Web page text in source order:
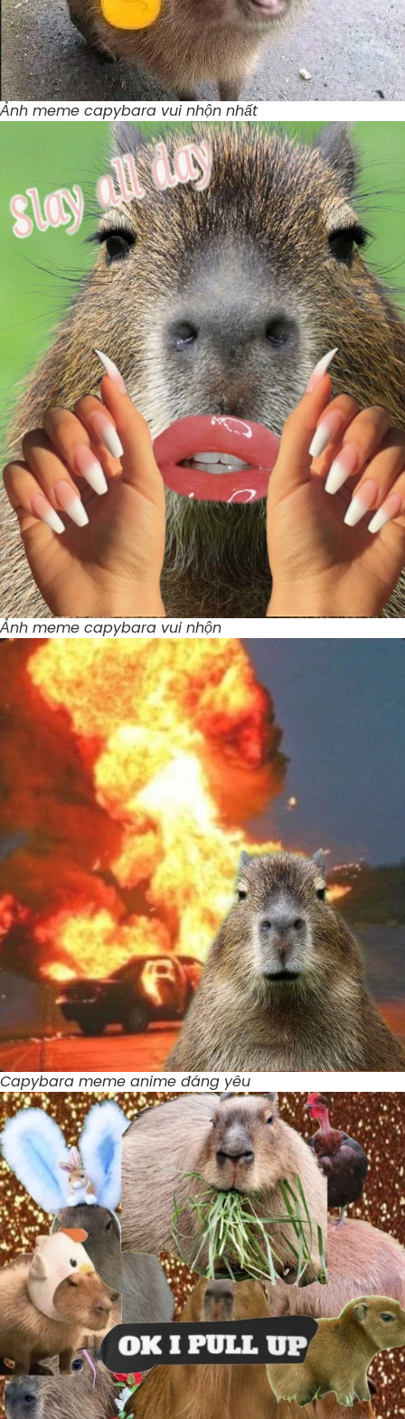
Ảnh meme capybara vui nhộn nhất
Ảnh meme capybara vui nhộn
Capybara meme anime đáng yêu